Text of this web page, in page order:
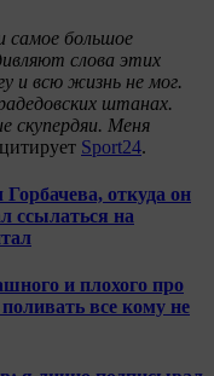
самое большое
слова этих
и всю жизнь не мог.
штанах.
скупердяи. Меня
Sport24.
откуда он
ссылаться на
и плохого про
все кому не